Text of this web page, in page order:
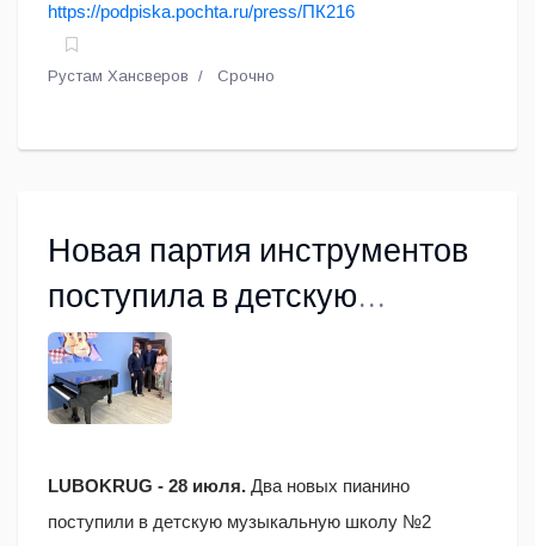
https://podpiska.pochta.ru/press/ПК216
Рустам Хансверов Срочно
Новая партия инструментов
поступила в детскую
музыкальную школу №2
Люберец
LUBOKRUG - 28 июля. Два новых пианино
поступили в детскую музыкальную школу №2